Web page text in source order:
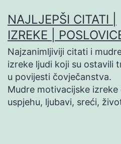
na
sadržaj
NAJLJEPŠI CITATI |
IZREKE |
Najzanimljiviji citati i
izreke ljudi koji su ostavili
u povijesti čovječanstva.
Mudre motivacijske izreke
uspjehu, ljubavi, sreći,